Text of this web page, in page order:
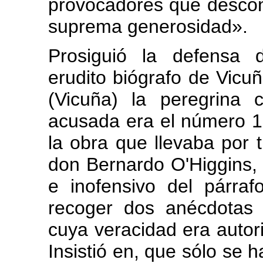
provocadores que
suprema generosidad».
Prosiguió la defensa
erudito biógrafo de
(Vicuña) la peregrina
acusada era el número
la obra que llevaba por
don Bernardo
e inofensivo del
recoger dos
cuya veracidad era
Insistió en, que sólo se